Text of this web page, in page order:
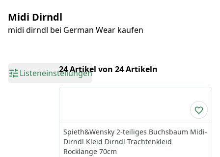
Midi Dirndl
midi dirndl bei German Wear kaufen
Listeneinstellungen24 Artikel von 24 Artikeln
Spieth&Wensky 2-teiliges Buchsbaum Midi-
Dirndl Kleid Dirndl Trachtenkleid
Rocklänge 70cm